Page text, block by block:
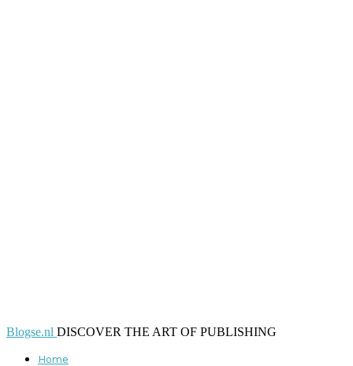
Blogse.nl DISCOVER THE ART OF PUBLISHING
Home